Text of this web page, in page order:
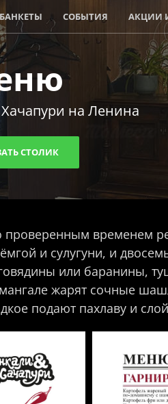
БАНКЕТЫ СОБЫТИЯ АКЦИИ
на Ленина
СТОЛИК
временем
и сулугуни, и
или баранины,
жарят сочные
подают пахлаву и